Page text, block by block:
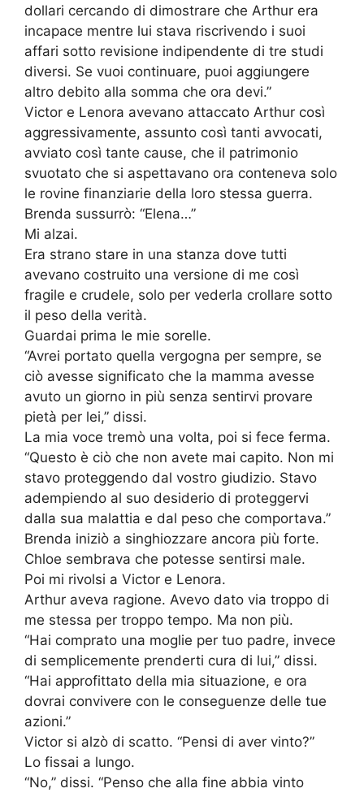
dollari cercando di dimostrare che Arthur era
incapace mentre lui stava riscrivendo i suoi
affari sotto revisione indipendente di tre studi
diversi. Se vuoi continuare, puoi aggiungere
altro debito alla somma che ora devi.”
Victor e Lenora avevano attaccato Arthur così
aggressivamente, assunto così tanti avvocati,
avviato così tante cause, che il patrimonio
svuotato che si aspettavano ora conteneva solo
le rovine finanziarie della loro stessa guerra.
Brenda sussurrò: “Elena…”
Mi alzai.
Era strano stare in una stanza dove tutti
avevano costruito una versione di me così
fragile e crudele, solo per vederla crollare sotto
il peso della verità.
Guardai prima le mie sorelle.
“Avrei portato quella vergogna per sempre, se
ciò avesse significato che la mamma avesse
avuto un giorno in più senza sentirvi provare
pietà per lei,” dissi.
La mia voce tremò una volta, poi si fece ferma.
“Questo è ciò che non avete mai capito. Non mi
stavo proteggendo dal vostro giudizio. Stavo
adempiendo al suo desiderio di proteggervi
dalla sua malattia e dal peso che comportava.”
Brenda iniziò a singhiozzare ancora più forte.
Chloe sembrava che potesse sentirsi male.
Poi mi rivolsi a Victor e Lenora.
Arthur aveva ragione. Avevo dato via troppo di
me stessa per troppo tempo. Ma non più.
“Hai comprato una moglie per tuo padre, invece
di semplicemente prenderti cura di lui,” dissi.
“Hai approfittato della mia situazione, e ora
dovrai convivere con le conseguenze delle tue
azioni.”
Victor si alzò di scatto. “Pensi di aver vinto?”
Lo fissai a lungo.
“No,” dissi. “Penso che alla fine abbia vinto